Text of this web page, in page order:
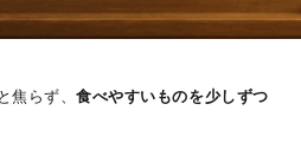
焦らず、食べやすいものを少しずつ